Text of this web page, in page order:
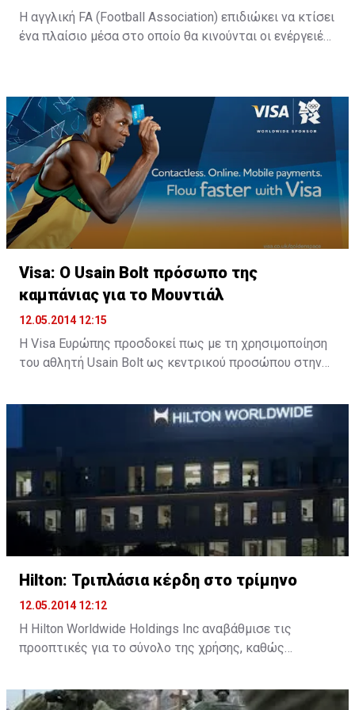
Η αγγλική FA (Football Association) επιδιώκει να κτίσει
ένα πλαίσιο μέσα στο οποίο θα κινούνται οι ενέργειές
ενισχύσει τα κέρδη της από την εμπορική διαχέιρση
του αγγλικού ποδοσφαίρου.
Στόχος της FA είναι αναπτύξει το online κομμάτι της
εμπορικής διαχείρισης, δίδοντας μεγαλύτερη προβολή
στους χορηγούς της.
Visa: Ο Usain Bolt πρόσωπο της
καμπάνιας για το Μουντιάλ
12.05.2014 12:15
H Visa Ευρώπης προσδοκεί πως με τη χρησιμοποίηση
του αθλητή Usain Bolt ως κεντρικού προσώπου στην
χάρτη της διοργάνωσης.
Μάλιστα, η Visa ευελπιστεί πως με τον αθλητή μπορεί
να κερδίσει έναντι των ανταγωνιστών της.
Η καμπάνια της Visa θα ξεκινήσει τον ερχόμενο μήνα
και θα προβάλλει τον Bolt να παίζει ποδόσφαιρο σε
διάφορες χώρε και να καταλήγει στη Βραζιλία, όπου
διεξάγεται το Μουντιάλ από τα μέσα Ιουνίου έως τα
μέσα Ιουλίου.
Hilton: Τριπλάσια κέρδη στο τρίμηνο
12.05.2014 12:12
Η Hilton Worldwide Holdings Inc αναβάθμισε τις
προοπτικές για το σύνολο της χρήσης, καθώς
επιτοκίων. Τα αποτελέσματα της εταιρείας